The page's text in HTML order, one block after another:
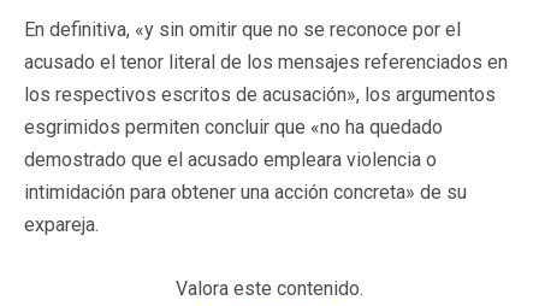
En definitiva, «y sin omitir que no se reconoce por el
acusado el tenor literal de los mensajes referenciados en
los respectivos escritos de acusación», los argumentos
esgrimidos permiten concluir que «no ha quedado
demostrado que el acusado empleara violencia o
intimidación para obtener una acción concreta» de su
expareja.
Valora este contenido.